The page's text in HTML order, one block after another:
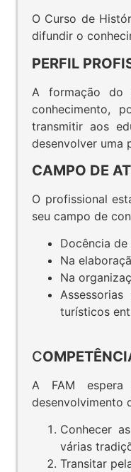
O Curso de
difundir o
PERFIL
A formação do
conhecimento,
transmitir aos
desenvolver uma
CAMPO DE
O profissional
seu campo de
Docência de
Na
Na
turísticos
C
A FAM
desenvolvimento
Conhecer
várias
Transitar